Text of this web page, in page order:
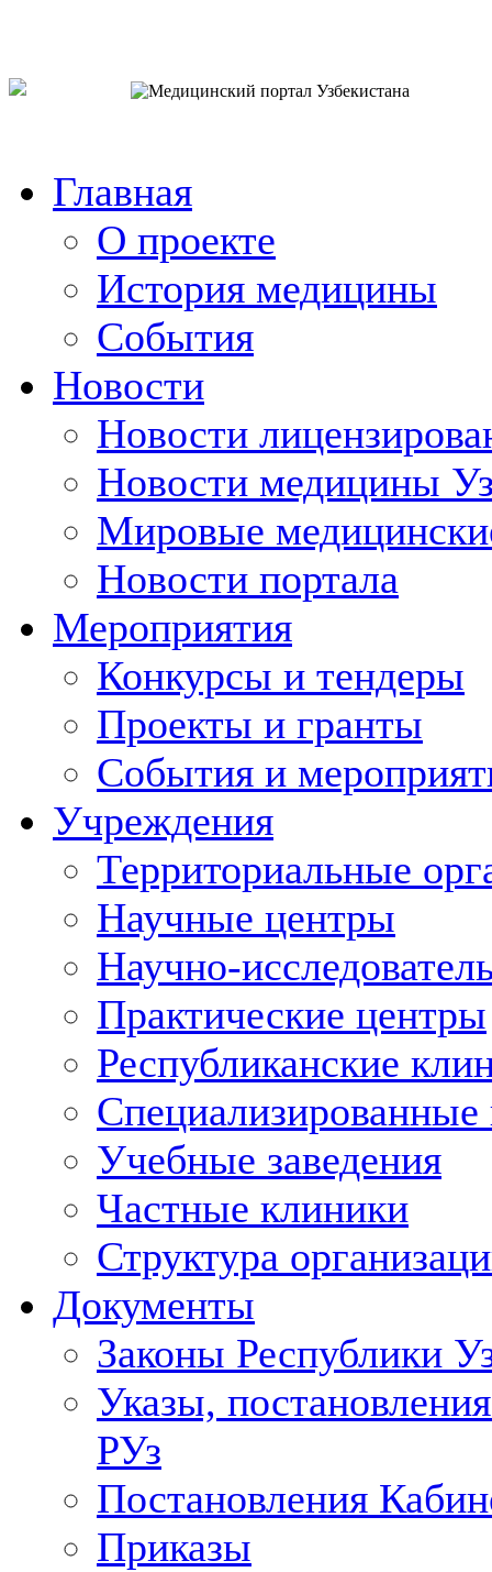
Главная
О проекте
История медицины
События
Новости
Новости
Новости медицины
Мировые
Новости портала
Мероприятия
Конкурсы и тендеры
Проекты и гранты
События и
Учреждения
Территориальные
Научные центры
Научно-
Практические центры
Республиканские
Учебные заведения
Частные клиники
Структура
Документы
Законы Республики
Указы,
РУз
Постановления
Приказы